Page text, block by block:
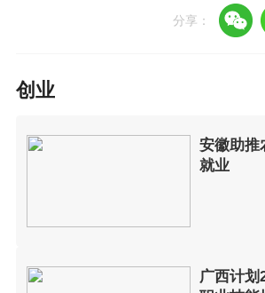
分享：
创业
安徽助推
就业
广西计划